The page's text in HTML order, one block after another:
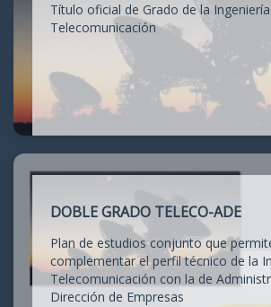
Título oficial de Grado de la
Telecomunicación
DOBLE GRADO TELECO-ADE
Plan de estudios conjunto que
complementar el perfil técnico de la
Telecomunicación con la de
Dirección de Empresas